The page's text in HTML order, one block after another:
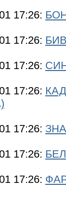
17:26:
17:26:
17:26:
17:26:
17:26:
17:26:
17:26: